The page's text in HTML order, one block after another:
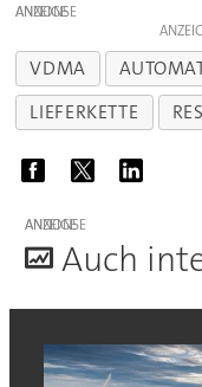
ANZEIGE
VDMA
LIEFERKETTE
ANZEIGE
Auch